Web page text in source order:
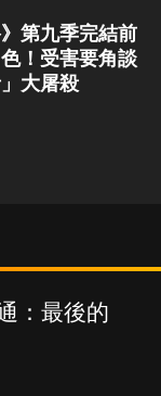
》第九季完結前
！受害要角談
」大屠殺
：最後的